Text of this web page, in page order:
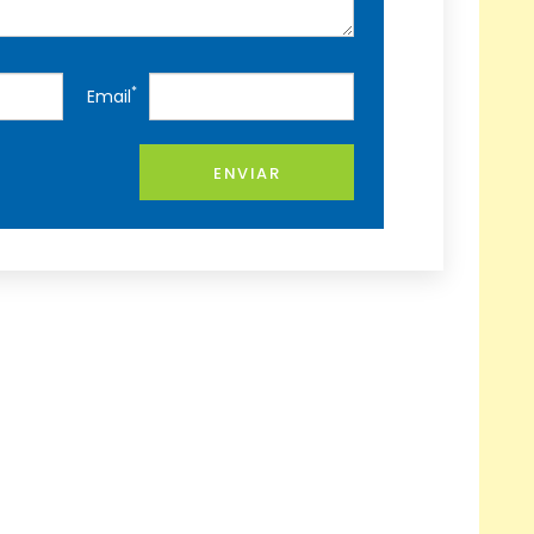
Email*
ENVIAR